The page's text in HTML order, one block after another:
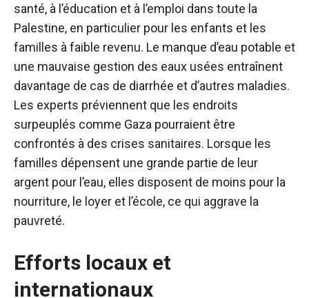
santé, à l’éducation et à l’emploi dans toute la
Palestine, en particulier pour les enfants et les
familles à faible revenu. Le manque d’eau potable et
une mauvaise gestion des eaux usées entraînent
davantage de cas de diarrhée et d’autres maladies.
Les experts préviennent que les endroits
surpeuplés comme Gaza pourraient être
confrontés à des crises sanitaires. Lorsque les
familles dépensent une grande partie de leur
argent pour l’eau, elles disposent de moins pour la
nourriture, le loyer et l’école, ce qui aggrave la
pauvreté.
Efforts locaux et
internationaux